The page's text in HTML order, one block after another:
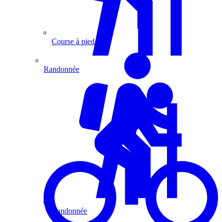
Course à pied
Randonnée
Randonnée